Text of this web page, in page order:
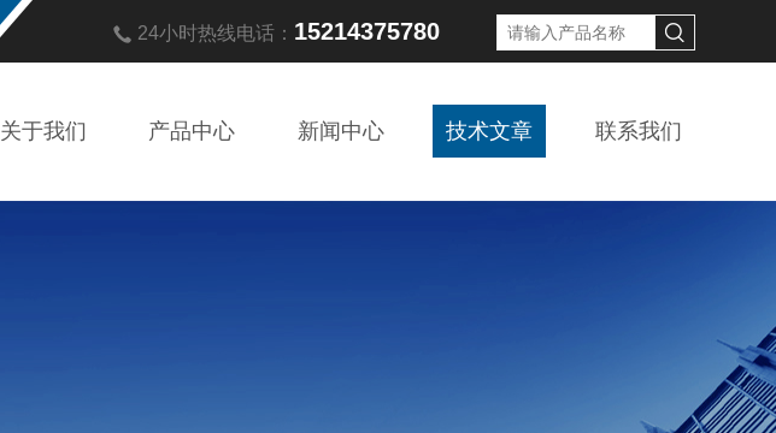
24小时热线电话： 15214375780
关于我们 产品中心 新闻中心 技术文章 联系我们